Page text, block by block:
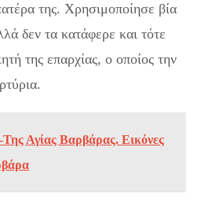
της. Χρησιμοποίησε βία
δεν τα κατάφερε και τότε
της επαρχίας, ο οποίος την
Της Αγίας Βαρβάρας. Εικόνες